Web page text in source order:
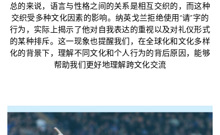
总的来说，语言与性格之间的关系是相互交织的，而这种
交织受多种文化因素的影响。纳英戈兰拒绝使用“请”字的
行为，实际上揭示了他对自我表达的重视以及对礼仪形式
的某种排斥。这一现象也提醒我们，在全球化和文化多样
化的背景下，理解不同文化和个人行为的背后原因，能够
帮助我们更好地理解跨文化交流